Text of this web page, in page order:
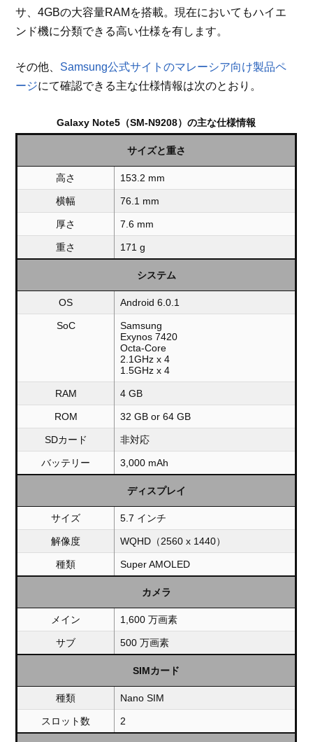
サ、4GBの大容量RAMを搭載。現在においてもハイエ
ンド機に分類できる高い仕様を有します。
その他、 Samsung公式サイトのマレーシア向け製品ペ
ージにて確認できる主な仕様情報は次のとおり。
Galaxy Note5（SM-N9208）の主な仕様情報
サイズと重さ
高さ 153.2 mm
横幅 76.1 mm
厚さ 7.6 mm
重さ 171 g
システム
OS Android 6.0.1
SoC
Samsung
Exynos 7420
Octa-Core
2.1GHz x 4
1.5GHz x 4
RAM 4 GB
ROM 32 GB or 64 GB
SDカード 非対応
バッテリー 3,000 mAh
ディスプレイ
サイズ 5.7 インチ
解像度 WQHD（2560 x 1440）
種類 Super AMOLED
カメラ
メイン 1,600 万画素
サブ 500 万画素
SIMカード
種類 Nano SIM
スロット数 2